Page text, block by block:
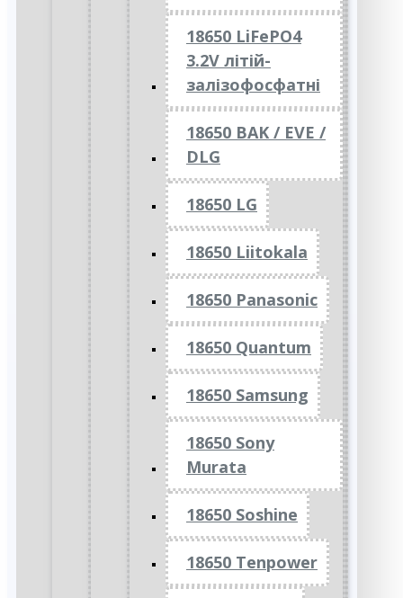
18650 LiFePO4
3.2V літій-
залізофосфатні
18650 BAK / EVE /
DLG
18650 LG
18650 Liitokala
18650 Panasonic
18650 Quantum
18650 Samsung
18650 Sony
Murata
18650 Soshine
18650 Tenpower